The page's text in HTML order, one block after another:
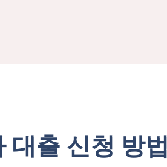
대출 신청 방